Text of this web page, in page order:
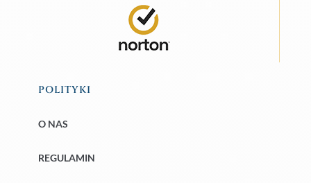
POLITYKI
O NAS
REGULAMIN